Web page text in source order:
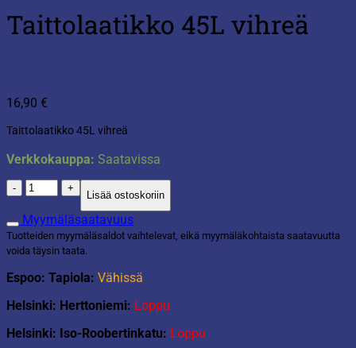
Taittolaatikko 45L vihreä
16,90 €
Taittolaatikko 45L vihreä
Verkkokauppa: Saatavissa
Taittolaatikko
45L
vihreä
määrä
Lisää ostoskoriin
Myymäläsaatavuus
Tuotteiden myymäläsaldot vaihtelevat, eikä myymäläkohtaista saatavuutta
voida täysin taata.
Espoo: Tapiola: Vähissä
Helsinki: Herttoniemi: Loppu
Helsinki: Iso-Roobertinkatu: Loppu